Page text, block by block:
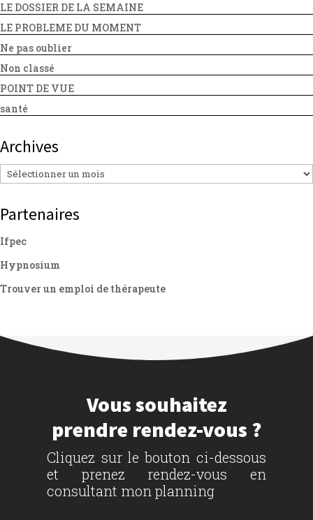
LE DOSSIER DE LA SEMAINE
LE PROBLEME DU MOMENT
Ne pas oublier
Non classé
POINT DE VUE
santé
Archives
Archives
Partenaires
Ifpec
Hypnosium
Trouver un emploi de thérapeute
Vous souhaitez
prendre rendez-vous ?
Cliquez sur le bouton ci-dessous
et prenez rendez-vous en
consultant mon planning